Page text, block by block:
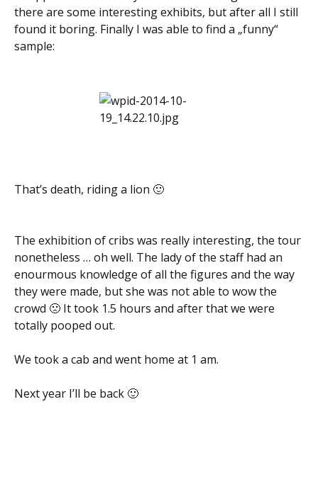
there are some interesting exhibits, but after all I still
found it boring. Finally I was able to find a „funny“
sample:
That’s death, riding a lion 🙂
The exhibition of cribs was really interesting, the tour
nonetheless … oh well. The lady of the staff had an
enourmous knowledge of all the figures and the way
they were made, but she was not able to wow the
crowd 🙁 It took 1.5 hours and after that we were
totally pooped out.
We took a cab and went home at 1 am.
Next year I’ll be back 🙂